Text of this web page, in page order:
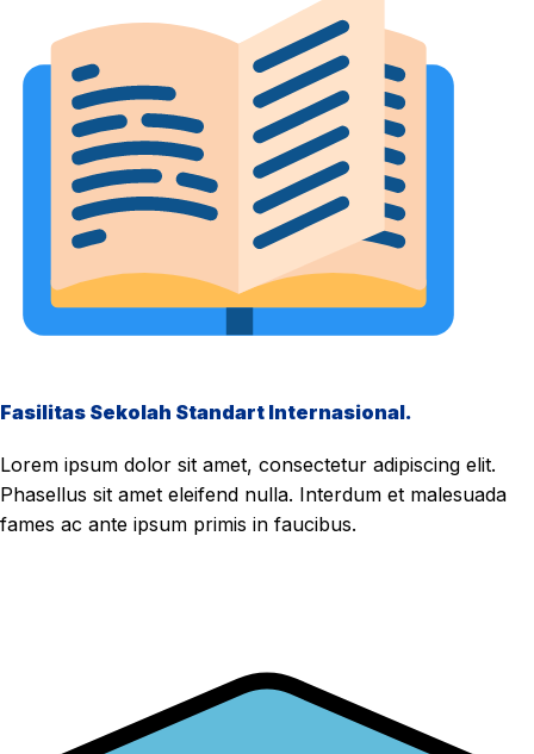
Fasilitas Sekolah Standart Internasional.
Lorem ipsum dolor sit amet, consectetur adipiscing elit.
Phasellus sit amet eleifend nulla. Interdum et malesuada
fames ac ante ipsum primis in faucibus.